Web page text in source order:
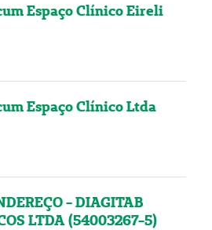
Espaço Clínico Eireli
Espaço Clínico Ltda
- DIAGITAB
LTDA (54003267-5)